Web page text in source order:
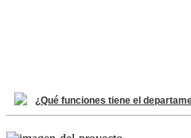
¿Qué funciones tiene el